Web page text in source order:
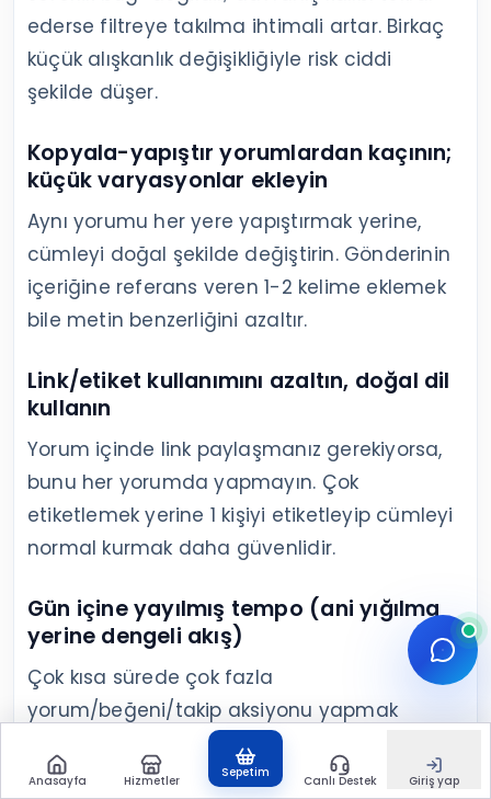
ederse filtreye takılma ihtimali artar. Birkaç
küçük alışkanlık değişikliğiyle risk ciddi
şekilde düşer.
Kopyala-yapıştır yorumlardan kaçının;
küçük varyasyonlar ekleyin
Aynı yorumu her yere yapıştırmak yerine,
cümleyi doğal şekilde değiştirin. Gönderinin
içeriğine referans veren 1-2 kelime eklemek
bile metin benzerliğini azaltır.
Link/etiket kullanımını azaltın, doğal dil
kullanın
Yorum içinde link paylaşmanız gerekiyorsa,
bunu her yorumda yapmayın. Çok
etiketlemek yerine 1 kişiyi etiketleyip cümleyi
normal kurmak daha güvenlidir.
Gün içine yayılmış tempo (ani yığılma
yerine dengeli akış)
Çok kısa sürede çok fazla
yorum/beğeni/takip aksiyonu yapmak
yerine, gün içine dağıtmak daha az risk
üretir. Bu, hem hesap güvenliği hem de
Anasayfa Hizmetler
Sepetim
Canlı Destek Giriş yap